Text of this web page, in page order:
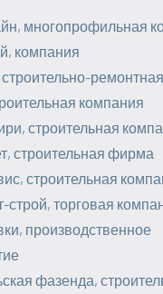
многопрофильная
компания
компания
строительная
строительная фирма
строительная
строй, торговая
производственное
фазенда,